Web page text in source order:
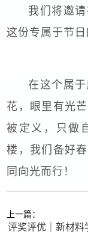
我们将邀
这份专属于节日
在这个属于
花，眼里有光
被定义，只做
楼， 我们备好
同向光而行！
上一篇：
评奖评优｜新材料